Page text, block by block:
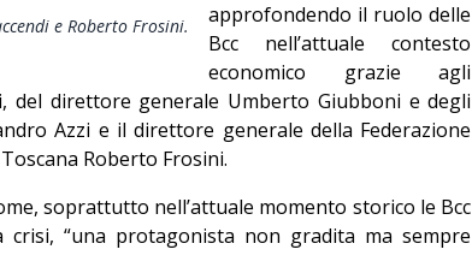
e Roberto Frosini.
approfondendo il ruolo delle
Bcc nell’attuale contesto
economico grazie agli
del direttore generale Umberto Giubboni e degli
Azzi e il direttore generale della Federazione
Roberto Frosini.
soprattutto nell’attuale momento storico le Bcc
crisi, “una protagonista non gradita ma sempre